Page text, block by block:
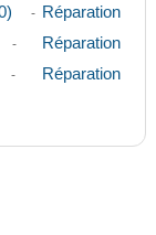
- Réparation
Réparation
Réparation